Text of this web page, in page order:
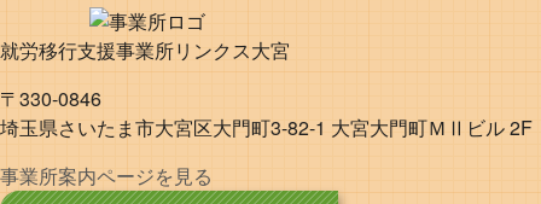
就労移行支援事業所リンクス大宮
〒330-0846
埼玉県さいたま市大宮区大門町3-82-1 大宮大門町ＭⅡビル 2F
事業所案内ページを見る